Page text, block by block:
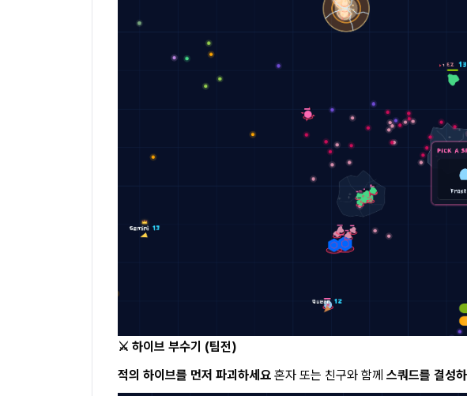
⚔️ 하이브 부수기 (팀전)
적의 하이브를 먼저 파괴하세요 혼자 또는 친구와 함께 스쿼드를 결성